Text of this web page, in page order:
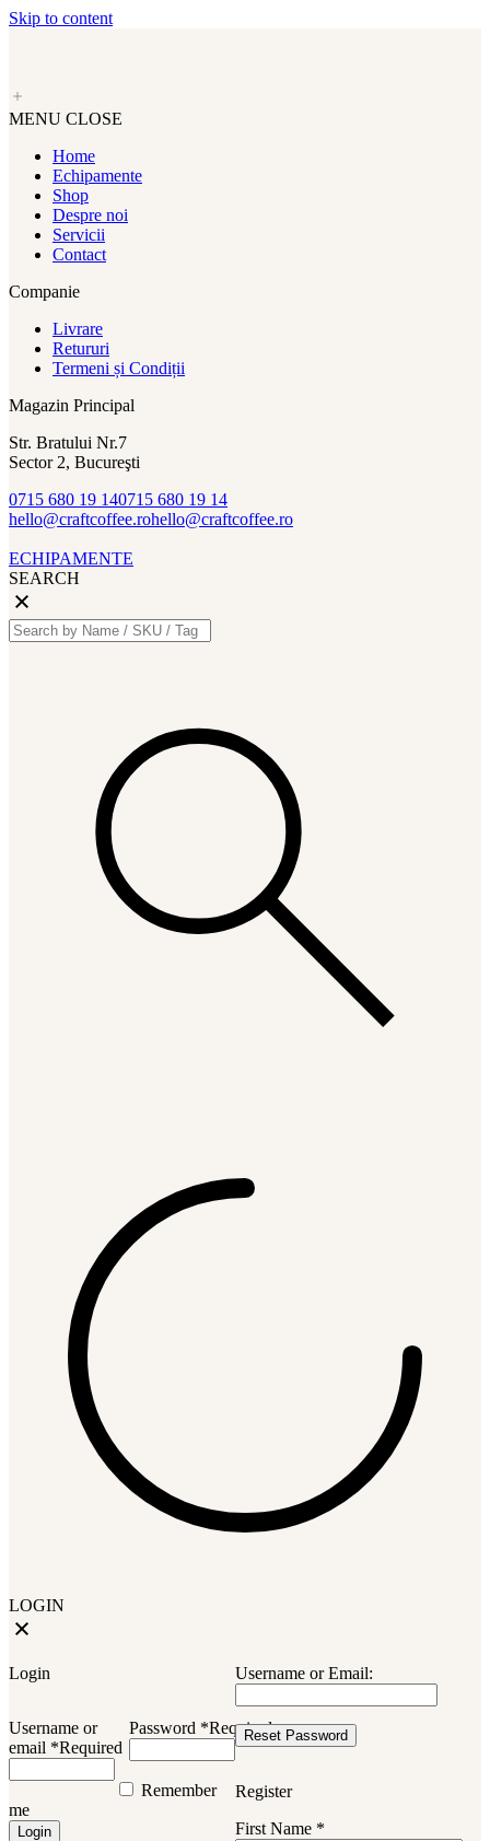
Skip to content
MENU CLOSE
Home
Echipamente
Shop
Despre noi
Servicii
Contact
Companie
Livrare
Retururi
Termeni și Condiții
Magazin Principal
Str. Bratului Nr.7
Sector 2, Bucureşti
0715 680 19 140715 680 19 14
hello@craftcoffee.rohello@craftcoffee.ro
ECHIPAMENTE
SEARCH
LOGIN
Login
Username or
email *Required
Password *Required
Remember
me
Login
Username or Email:
Register
First Name *